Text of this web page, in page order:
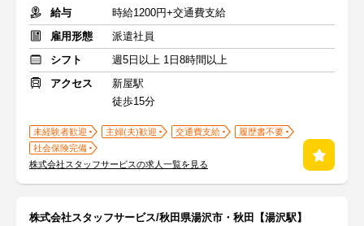
給与
時給1200円+交通費支給
雇用形態
派遣社員
シフト
週5日以上 1日8時間以上
アクセス
新屋駅
徒歩15分
未経験者歓迎 主婦(夫)歓迎 交通費支給
履歴書不要
社会保険完備
株式会社スタッフサービスの求人一覧を見る
株式会社スタッフサービス/秋田県湯沢市・秋田【湯沢駅】